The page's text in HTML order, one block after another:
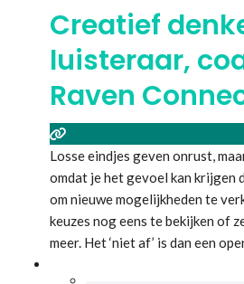
Creatief
luisteraar,
Raven
Losse eindjes geven onrust,
omdat je het gevoel kan krijgen
om nieuwe mogelijkheden te
keuzes nog eens te bekijken of
meer. Het ‘niet af’ is dan een